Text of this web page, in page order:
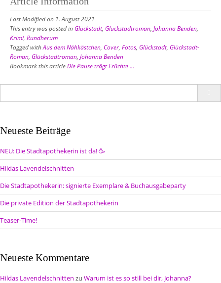
Last Modified on 1. August 2021
This entry was posted inGlückstadt, Glückstadtroman, Johanna Benden,
Krimi, Rundherum
Tagged withAus dem Nähkästchen, Cover, Fotos, Glückstadt, Glückstadt-
Roman, Glückstadtroman, Johanna Benden
Bookmark this articleDie Pause trägt Früchte …
Neueste Beiträge
NEU: Die Stadtapothekerin ist da! 🥳
Hildas Lavendelschnitten
Die Stadtapothekerin: signierte Exemplare & Buchausgabeparty
Die private Edition der Stadtapothekerin
Teaser-Time!
Neueste Kommentare
Hildas Lavendelschnitten zu Warum ist es so still bei dir, Johanna?